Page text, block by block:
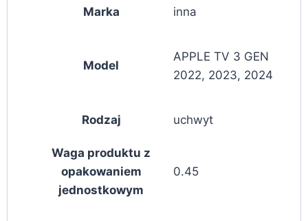
Marka inna
Model
APPLE TV 3 GEN
2022, 2023, 2024
Rodzaj uchwyt
Waga produktu z
opakowaniem
jednostkowym
0.45